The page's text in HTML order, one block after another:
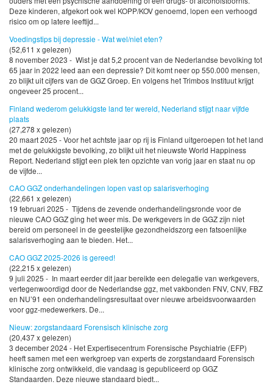
Deze kinderen, afgekort ook wel KOPP/KOV genoemd, lopen een verhoogd
risico om op latere leeftijd...
Voedingstips bij depressie - Wat wel/niet eten?
(52,611 x gelezen)
8 november 2023 - Wist je dat 5,2 procent van de Nederlandse bevolking tot
65 jaar in 2022 leed aan een depressie? Dit komt neer op 550.000 mensen,
zo blijkt uit cijfers van de GGZ Groep. En volgens het Trimbos Instituut krijgt
ongeveer 25 procent...
Finland wederom gelukkigste land ter wereld, Nederland stijgt naar vijfde
plaats
(27,278 x gelezen)
20 maart 2025 - Voor het achtste jaar op rij is Finland uitgeroepen tot het land
met de gelukkigste bevolking, zo blijkt uit het nieuwste World Happiness
Report. Nederland stijgt een plek ten opzichte van vorig jaar en staat nu op
de vijfde...
CAO GGZ onderhandelingen lopen vast op salarisverhoging
(22,661 x gelezen)
19 februari 2025 - Tijdens de zevende onderhandelingsronde voor de
nieuwe CAO GGZ ging het weer mis. De werkgevers in de GGZ zijn niet
bereid om personeel in de geestelijke gezondheidszorg een fatsoenlijke
salarisverhoging aan te bieden. Het...
CAO GGZ 2025-2026 is gereed!
(22,215 x gelezen)
9 juli 2025 - In maart eerder dit jaar bereikte een delegatie van werkgevers,
vertegenwoordigd door de Nederlandse ggz, met vakbonden FNV, CNV, FBZ
en NU’91 een onderhandelingsresultaat over nieuwe arbeidsvoorwaarden
voor ggz-medewerkers. De...
Nieuw: zorgstandaard Forensisch klinische zorg
(20,437 x gelezen)
3 december 2024 - Het Expertisecentrum Forensische Psychiatrie (EFP)
heeft samen met een werkgroep van experts de zorgstandaard Forensisch
klinische zorg ontwikkeld, die vandaag is gepubliceerd op GGZ
Standaarden. Deze nieuwe standaard biedt...